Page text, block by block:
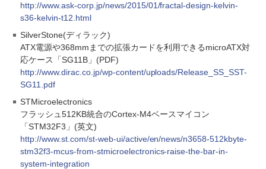
http://www.ask-corp.jp/news/2015/01/fractal-design-kelvin-
s36-kelvin-t12.html
SilverStone(ディラック)
ATX電源や368mmまでの拡張カードを利用できるmicroATX対
応ケース「SG11B」(PDF)
http://www.dirac.co.jp/wp-content/uploads/Release_SS_SST-
SG11.pdf
STMicroelectronics
フラッシュ512KB統合のCortex-M4ベースマイコン
「STM32F3」(英文)
http://www.st.com/st-web-ui/active/en/news/n3658-512kbyte-
stm32f3-mcus-from-stmicroelectronics-raise-the-bar-in-
system-integration